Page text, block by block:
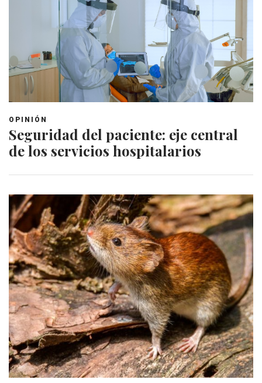
OPINIÓN
Seguridad del paciente: eje central
de los servicios hospitalarios